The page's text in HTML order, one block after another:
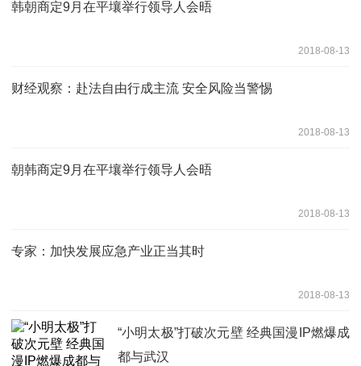
韩朝商定9月在平壤举行领导人会晤
2018-08-13
财经观察：赴法自由行成主流 安全风险当警惕
2018-08-13
朝韩商定9月在平壤举行领导人会晤
2018-08-13
专家：加快发展应急产业正当其时
2018-08-13
“小明太极”打破次元壁 经典国漫IP燃爆成
都与武汉